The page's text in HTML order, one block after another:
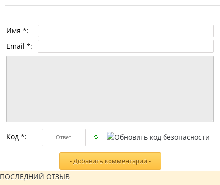
Имя *:
Email *:
Код *:
ПОСЛЕДНИЙ ОТЗЫВ